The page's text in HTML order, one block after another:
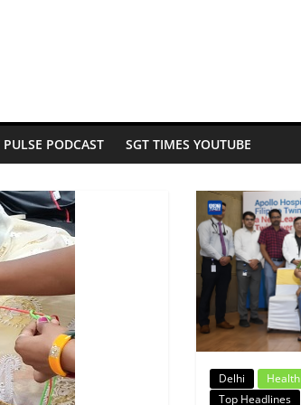
PULSE PODCAST SGT TIMES YOUTUBE
Delhi Health
Top Headlines